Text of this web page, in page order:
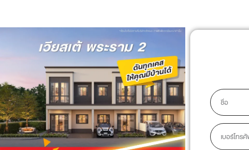
content
Name
Phone